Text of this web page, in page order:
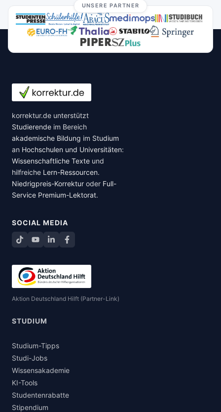
UNSERE PARTNER
korrektur.de unterstützt
Studierende im Bereich
akademische Bildung im Studium
an Hochschulen und Universitäten:
Wissenschaftliche Texte und
hilfreiche Lern-Ressourcen.
Niedrigpreis-Korrektur oder Full-
Service Premium-Lektorat.
SOCIAL MEDIA
TikTokYouTube
LinkedInFacebook teilen
Aktion Deutschland Hilft (Partner-Link)
STUDIUM
Studium-Tipps
Studi-Jobs
Wissensakademie
KI-Tools
Studentenrabatte
Stipendium